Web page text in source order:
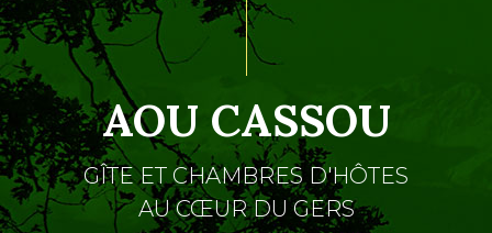
AOU CASSOU
GÎTE ET CHAMBRES D'HÔTES
AU CŒUR DU GERS